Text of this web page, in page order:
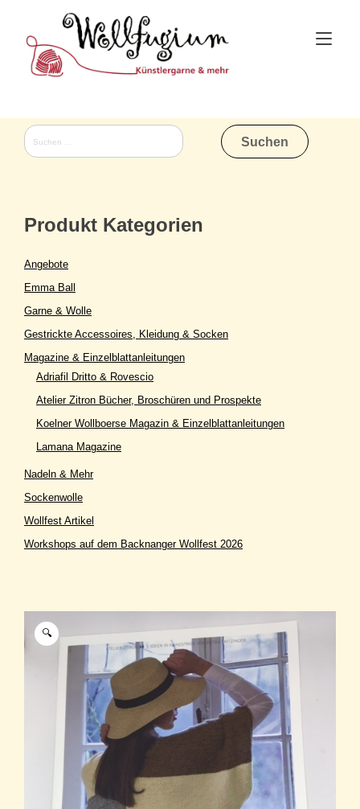
content
🔍
Suchen
nach:
Produkt Kategorien
Angebote
Emma Ball
Garne & Wolle
Gestrickte Accessoires, Kleidung & Socken
Magazine & Einzelblattanleitungen
Adriafil Dritto & Rovescio
Atelier Zitron Bücher, Broschüren und Prospekte
Koelner Wollboerse Magazin & Einzelblattanleitungen
Lamana Magazine
Nadeln & Mehr
Sockenwolle
Wollfest Artikel
Workshops auf dem Backnanger Wollfest 2026